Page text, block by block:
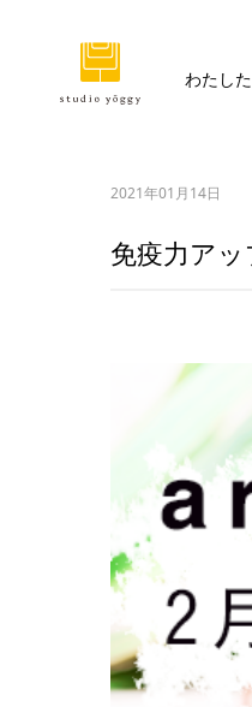
わたし
2021年01月14日
免疫力ア